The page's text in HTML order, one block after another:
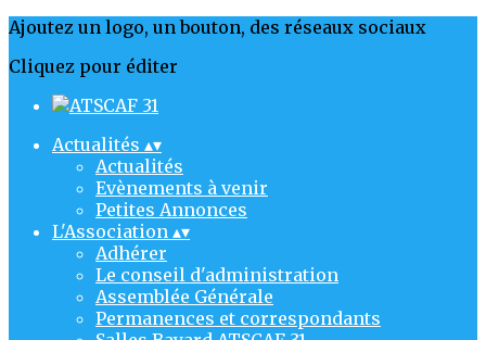
Ajoutez un logo, un bouton, des réseaux sociaux
Cliquez pour éditer
Actualités ▴▾
Actualités
Evènements à venir
Petites Annonces
L'Association ▴▾
Adhérer
Le conseil d'administration
Assemblée Générale
Permanences et correspondants